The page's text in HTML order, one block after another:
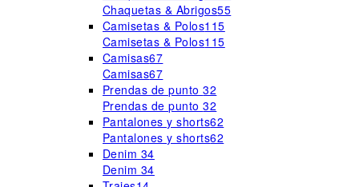
Chaquetas & Abrigos55
Camisetas & Polos115
Camisetas & Polos115
Camisas67
Camisas67
Prendas de punto32
Prendas de punto32
Pantalones y shorts62
Pantalones y shorts62
Denim 34
Denim 34